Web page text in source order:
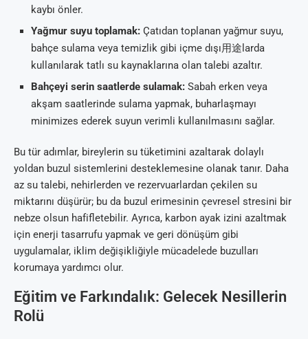
kaybı önler.
Yağmur suyu toplamak: Çatıdan toplanan yağmur suyu,
bahçe sulama veya temizlik gibi içme dışı用途larda
kullanılarak tatlı su kaynaklarına olan talebi azaltır.
Bahçeyi serin saatlerde sulamak: Sabah erken veya
akşam saatlerinde sulama yapmak, buharlaşmayı
minimizes ederek suyun verimli kullanılmasını sağlar.
Bu tür adımlar, bireylerin su tüketimini azaltarak dolaylı
yoldan buzul sistemlerini desteklemesine olanak tanır. Daha
az su talebi, nehirlerden ve rezervuarlardan çekilen su
miktarını düşürür; bu da buzul erimesinin çevresel stresini bir
nebze olsun hafifletebilir. Ayrıca, karbon ayak izini azaltmak
için enerji tasarrufu yapmak ve geri dönüşüm gibi
uygulamalar, iklim değişikliğiyle mücadelede buzulları
korumaya yardımcı olur.
Eğitim ve Farkındalık: Gelecek Nesillerin
Rolü